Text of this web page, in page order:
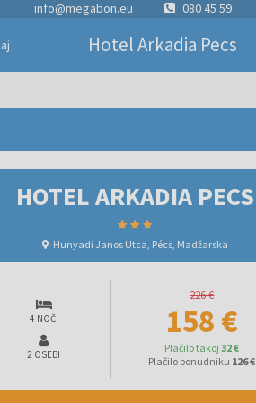
info@megabon.eu 080 45 59
Hotel Arkadia Pecs
HOTEL ARKADIA PECS
Hunyadi Janos Utca, Pécs, Madžarska
4 NOČI
2 OSEBI
226 €
158 €
Plačilo takoj 32 €
Plačilo ponudniku 126 €